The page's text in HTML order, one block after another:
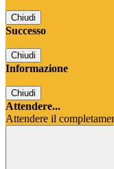
Chiudi
Successo
Chiudi
Informazione
Chiudi
Attendere...
Attendere il